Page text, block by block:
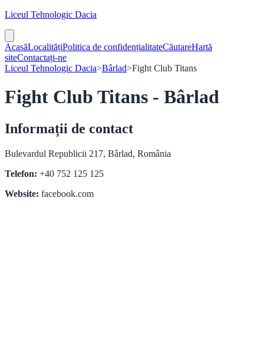
Liceul Tehnologic Dacia
AcasăLocalitățiPolitica de confidențialitateCăutareHartă
siteContactați-ne
Liceul Tehnologic Dacia>Bârlad>Fight Club Titans
Fight Club Titans - Bârlad
Informații de contact
Bulevardul Republicii 217, Bârlad, România
Telefon: +40 752 125 125
Website: facebook.com